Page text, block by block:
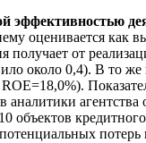
эффективностью
оценивается как
получает от
около 0,4). В то
объектов